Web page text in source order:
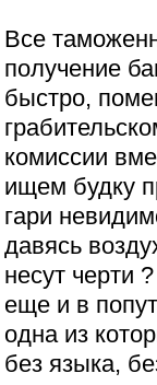
Все
получение
быстро,
комиссии
ищем будку
гари
давясь
несут черти
еще и в
одна из
без языка,